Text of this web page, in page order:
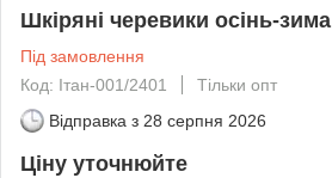
Шкіряні черевики осінь-зима
Під замовлення
Код: Ітан-001/2401
Тільки опт
Відправка з 28 серпня 2026
Ціну уточнюйте